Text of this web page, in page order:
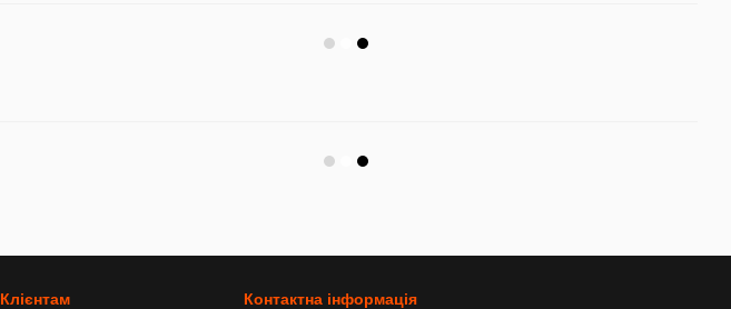
Клієнтам Контактна інформація